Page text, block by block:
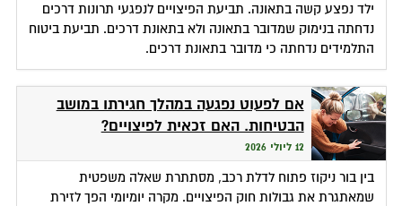
ילד נפצע קשה בתאונה. תביעת הפיצויים לנפגעי תרונות דרכים
נדחתה בנימוק שמדובר בתאונה ולא בתאונת דרכים. תביעת ביטוח
התלמידים נדחתה כי מדובר בתאונת דרכים.
אם לפעוט נפגעה במהלך חגירתו במושב
הבטיחות. האם זכאית לפיצויים?
12 ליולי 2026
בין בור ניקוז פתוח לדלת רכב, מסתתרת שאלה משפטית
שמאתגרת את גבולות חוק הפיצויים. מקרה יומיומי הפך לזירת